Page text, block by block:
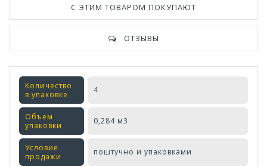
С ЭТИМ ТОВАРОМ ПОКУПАЮТ
ОТЗЫВЫ
Количество
в упаковке
4
Объем
упаковки
0,284 м3
Условие
продажи
поштучно и упаковками